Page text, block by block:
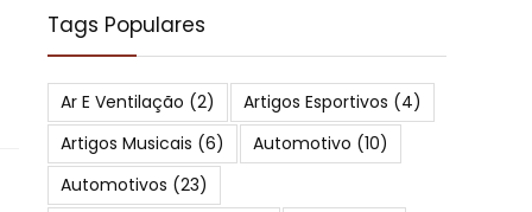
Tags Populares
Ar E Ventilação (2) Artigos Esportivos (4)
Artigos Musicais (6) Automotivo (10)
Automotivos (23)